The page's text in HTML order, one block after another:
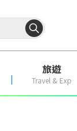
旅遊
Travel & Exp